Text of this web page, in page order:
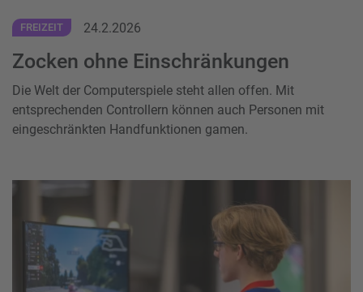
FREIZEIT 24.2.2026
Zocken ohne Einschränkungen
Die Welt der Computerspiele steht allen offen. Mit
entsprechenden Controllern können auch Personen mit
eingeschränkten Handfunktionen gamen.